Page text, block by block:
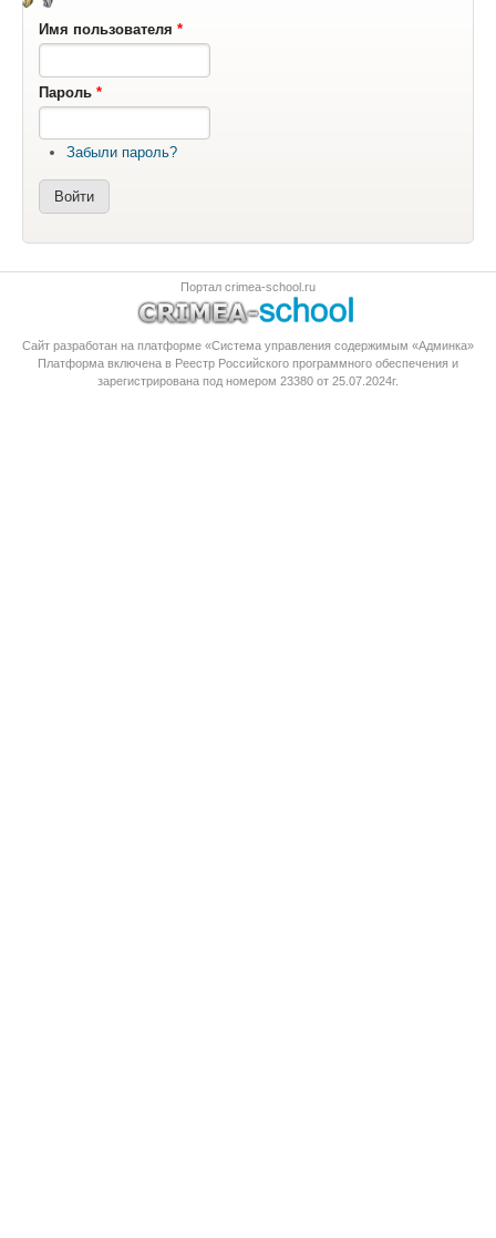
Имя пользователя *
Пароль *
Забыли пароль?
Портал crimea-school.ru
Сайт разработан на платформе «Система управления содержимым «Админка»
Платформа включена в Реестр Российского программного обеспечения и
зарегистрирована под номером 23380 от 25.07.2024г.